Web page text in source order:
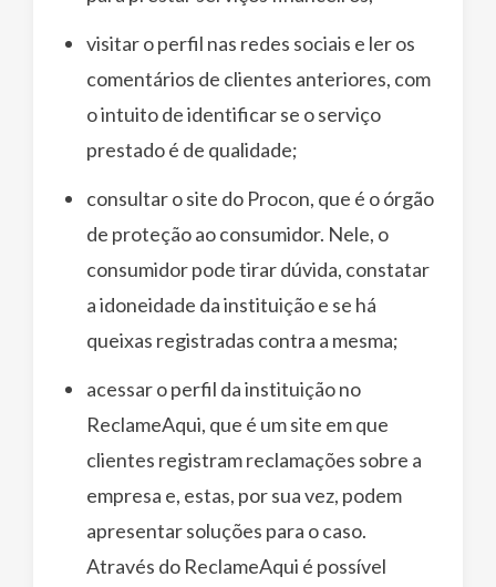
visitar o perfil nas redes sociais e ler os
comentários de clientes anteriores, com
o intuito de identificar se o serviço
prestado é de qualidade;
consultar o site do Procon, que é o órgão
de proteção ao consumidor. Nele, o
consumidor pode tirar dúvida, constatar
a idoneidade da instituição e se há
queixas registradas contra a mesma;
acessar o perfil da instituição no
ReclameAqui, que é um site em que
clientes registram reclamações sobre a
empresa e, estas, por sua vez, podem
apresentar soluções para o caso.
Através do ReclameAqui é possível